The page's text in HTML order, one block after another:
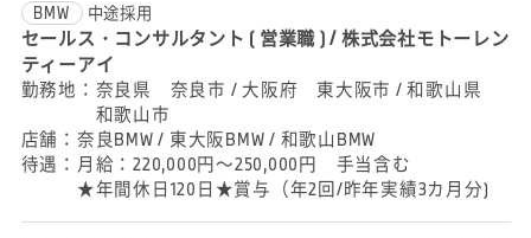
BMW 中途採用
セールス・コンサルタント ( 営業職 ) / 株式会社モトーレン
ティーアイ
勤務地： 奈良県 奈良市 / 大阪府 東大阪市 / 和歌山県
和歌山市
店舗： 奈良BMW / 東大阪BMW / 和歌山BMW
待遇： 月給：220,000円～250,000円 手当含む
★年間休日120日★賞与（年2回/昨年実績3カ月分)